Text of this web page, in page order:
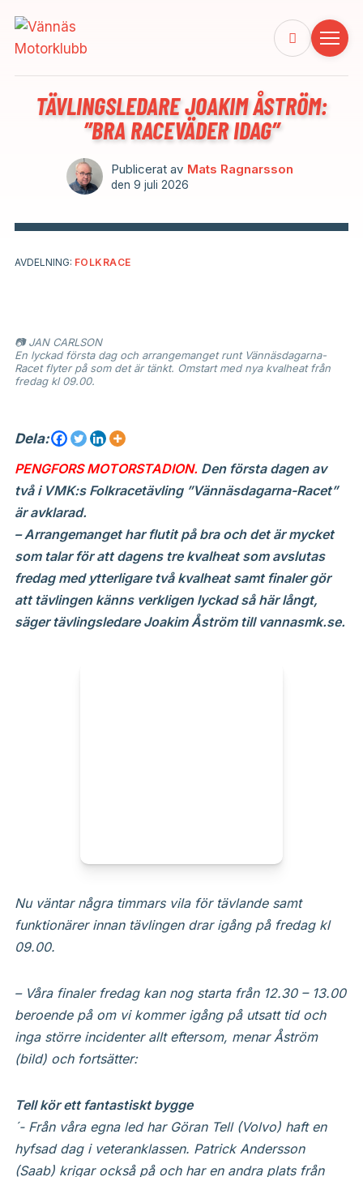
TÄVLINGSLEDARE JOAKIM ÅSTRÖM:
”BRA RACEVÄDER IDAG”
Publicerat av Mats Ragnarsson
den 9 juli 2026
AVDELNING: FOLKRACE
📷 JAN CARLSON
En lyckad första dag och arrangemanget runt Vännäsdagarna-
Racet flyter på som det är tänkt. Omstart med nya kvalheat från
fredag kl 09.00.
Dela:
PENGFORS MOTORSTADION. Den första dagen av
två i VMK:s Folkracetävling ”Vännäsdagarna-Racet”
är avklarad.
– Arrangemanget har flutit på bra och det är mycket
som talar för att dagens tre kvalheat som avslutas
fredag med ytterligare två kvalheat samt finaler gör
att tävlingen känns verkligen lyckad så här långt,
säger tävlingsledare Joakim Åström till vannasmk.se.
Nu väntar några timmars vila för tävlande samt
funktionärer innan tävlingen drar igång på fredag kl
09.00.
– Våra finaler fredag kan nog starta från 12.30 – 13.00
beroende på om vi kommer igång på utsatt tid och
inga större incidenter allt eftersom, menar Åström
(bild) och fortsätter:
Tell kör ett fantastiskt bygge
´- Från våra egna led har Göran Tell (Volvo) haft en
hyfsad dag i veteranklassen. Patrick Andersson
(Saab) krigar också på och har en andra plats från